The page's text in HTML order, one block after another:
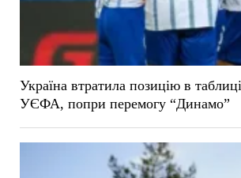
Україна втратила позицію в
УЄФА, попри перемогу “Динамо”